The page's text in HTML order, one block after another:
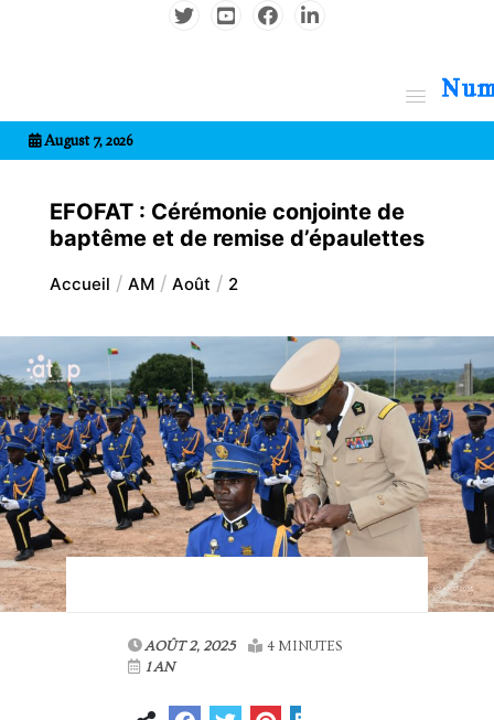
August 7, 2026
EFOFAT : Cérémonie conjointe de
baptême et de remise d’épaulettes
Accueil AM Août 2
AOÛT 2, 2025
4 MINUTES
1 AN